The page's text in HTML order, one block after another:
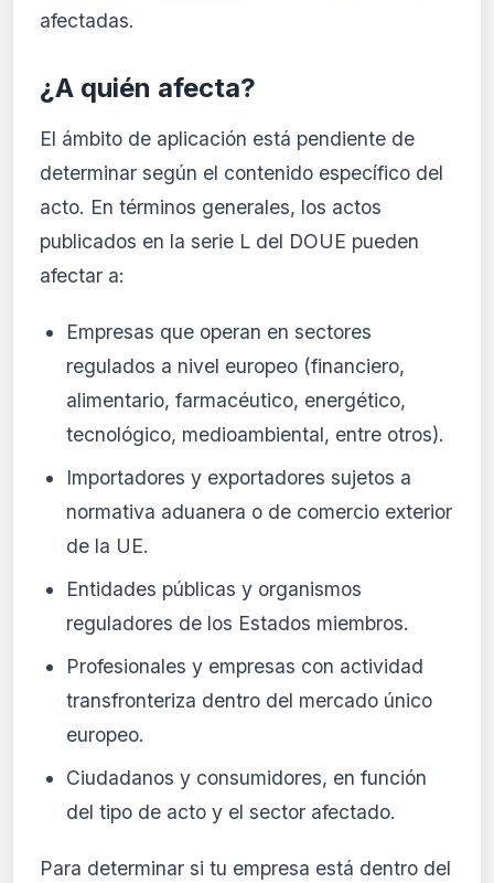
afectadas.
¿A quién afecta?
El ámbito de aplicación está pendiente de
determinar según el contenido específico del
acto. En términos generales, los actos
publicados en la serie L del DOUE pueden
afectar a:
Empresas que operan en sectores
regulados a nivel europeo (financiero,
alimentario, farmacéutico, energético,
tecnológico, medioambiental, entre otros).
Importadores y exportadores sujetos a
normativa aduanera o de comercio exterior
de la UE.
Entidades públicas y organismos
reguladores de los Estados miembros.
Profesionales y empresas con actividad
transfronteriza dentro del mercado único
europeo.
Ciudadanos y consumidores, en función
del tipo de acto y el sector afectado.
Para determinar si tu empresa está dentro del